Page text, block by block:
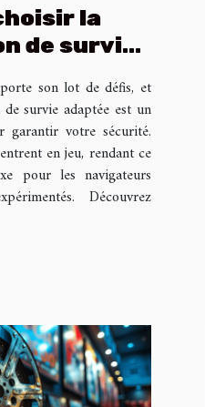
la
de survie
son lot de défis, et
survie adaptée est un
garantir votre sécurité.
en jeu, rendant ce
pour les navigateurs
Découvrez